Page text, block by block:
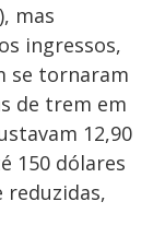
mas
ingressos,
se tornaram
de trem em
12,90
150 dólares